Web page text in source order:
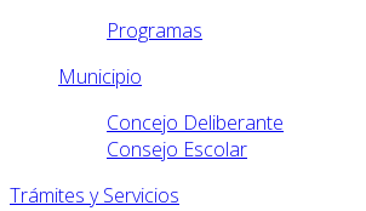
Programas
Municipio
Concejo Deliberante
Consejo Escolar
Trámites y Servicios